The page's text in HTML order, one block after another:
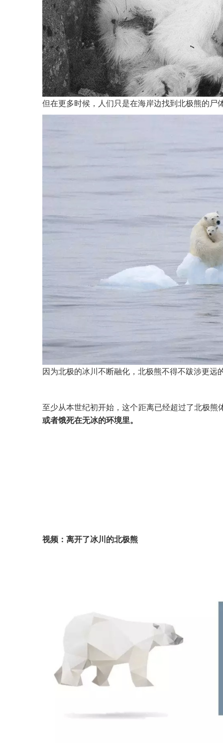
但在更多时候，人们只是在海岸边找到北极熊的
因为北极的冰川不断融化，北极熊不得不跋涉更远
至少从本世纪初开始，这个距离已经超过了北极熊
或者饿死在无冰的环境里。
视频：离开了冰川的北极熊